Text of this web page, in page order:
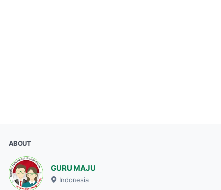
ABOUT
GURU MAJU
Indonesia